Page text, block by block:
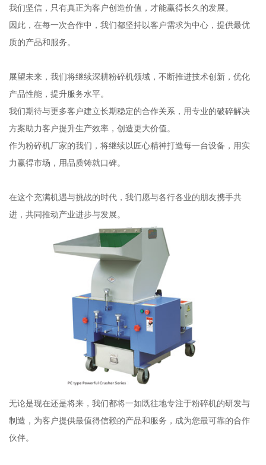
我们坚信，只有真正为客户创造价值，才能赢得长久的发展。
因此，在每一次合作中，我们都坚持以客户需求为中心，提供最优
质的产品和服务。
展望未来，我们将继续深耕粉碎机领域，不断推进技术创新，优化
产品性能，提升服务水平。
我们期待与更多客户建立长期稳定的合作关系，用专业的破碎解决
方案助力客户提升生产效率，创造更大价值。
作为粉碎机厂家的我们，将继续以匠心精神打造每一台设备，用实
力赢得市场，用品质铸就口碑。
在这个充满机遇与挑战的时代，我们愿与各行各业的朋友携手共
进，共同推动产业进步与发展。
无论是现在还是将来，我们都将一如既往地专注于粉碎机的研发与
制造，为客户提供最值得信赖的产品和服务，成为您最可靠的合作
伙伴。